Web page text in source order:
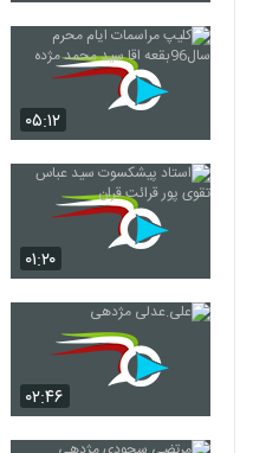
۰۵:۱۲
۰۱:۲۰
۰۲:۴۶